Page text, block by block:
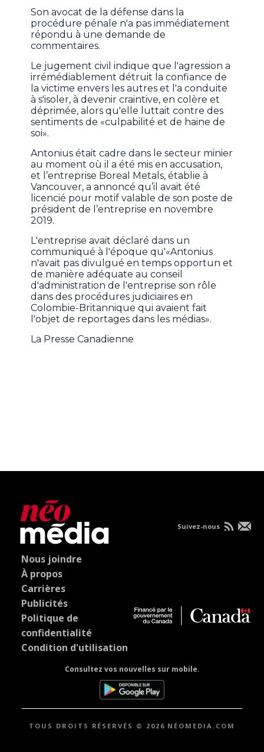
Son avocat de la défense dans la
procédure pénale n'a pas immédiatement
répondu à une demande de
commentaires.
Le jugement civil indique que l'agression a
irrémédiablement détruit la confiance de
la victime envers les autres et l'a conduite
à s'isoler, à devenir craintive, en colère et
déprimée, alors qu'elle luttait contre des
sentiments de «culpabilité et de haine de
soi».
Antonius était cadre dans le secteur minier
au moment où il a été mis en accusation,
et l’entreprise Boreal Metals, établie à
Vancouver, a annoncé qu’il avait été
licencié pour motif valable de son poste de
président de l’entreprise en novembre
2019.
L'entreprise avait déclaré dans un
communiqué à l'époque qu'«Antonius
n'avait pas divulgué en temps opportun et
de manière adéquate au conseil
d'administration de l'entreprise son rôle
dans des procédures judiciaires en
Colombie-Britannique qui avaient fait
l'objet de reportages dans les médias».
La Presse Canadienne
Nous joindre
À propos
Carrières
Publicités
Politique de
confidentialité
Condition d'utilisation
Consultez vos nouvelles sur mobile.
Suivez-nous
TOUS DROITS RÉSERVÉS © 2026 NÉOMEDIA.COM